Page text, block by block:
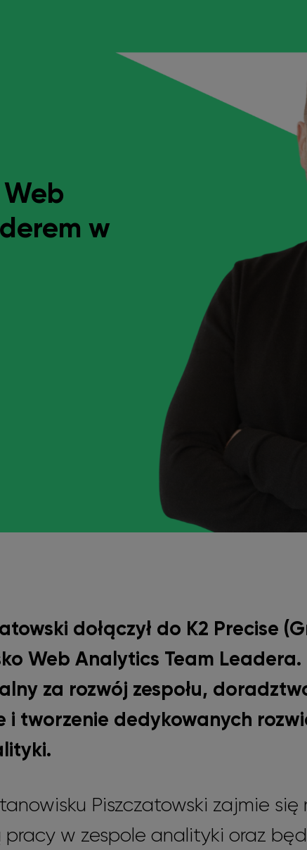
w
dołączył do K2 Precise
Web Analytics Team Leadera.
za rozwój zespołu,
i tworzenie dedykowanych
Piszczatowski zajmie się
w zespole analityki oraz